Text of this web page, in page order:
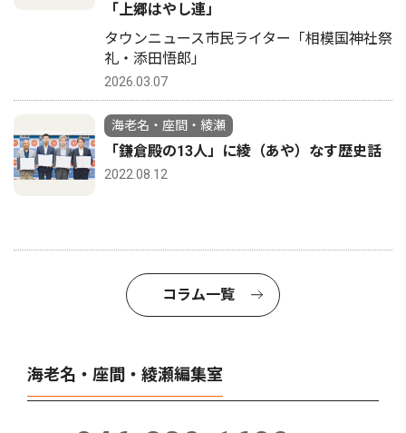
「上郷はやし連」
タウンニュース市民ライター「相模国神社祭
礼・添田悟郎」
2026.03.07
海老名・座間・綾瀬
「鎌倉殿の13人」に綾（あや）なす歴史話
2022.08.12
コラム一覧
海老名・座間・綾瀬編集室